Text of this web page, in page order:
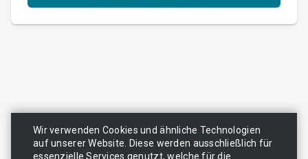
Wir verwenden Cookies und ähnliche Technologien
auf unserer Website. Diese werden ausschließlich für
essenzielle Services genutzt, welche für die